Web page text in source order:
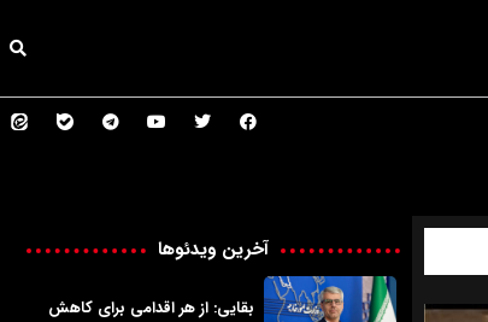
آخرین ویدئوها
بقایی: از هر اقدامی برای کاهش